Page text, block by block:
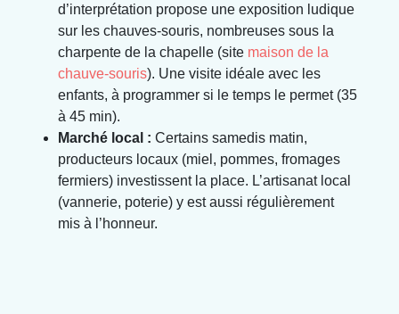
d’interprétation propose une exposition ludique
sur les chauves-souris, nombreuses sous la
charpente de la chapelle (site maison de la
chauve-souris). Une visite idéale avec les
enfants, à programmer si le temps le permet (35
à 45 min).
Marché local : Certains samedis matin,
producteurs locaux (miel, pommes, fromages
fermiers) investissent la place. L’artisanat local
(vannerie, poterie) y est aussi régulièrement
mis à l’honneur.